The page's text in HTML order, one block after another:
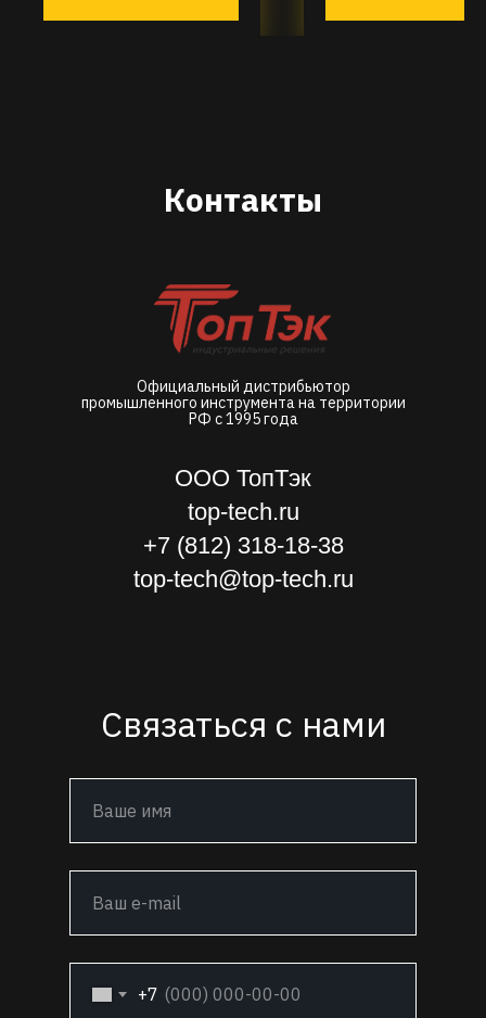
Контакты
+7
ООО ТопТэк
top-tech.ru
+7 (812) 318-18-38
top-tech@top-tech.ru
Официальный дистрибьютор
промышленного инструмента на территории
РФ с 1995 года
Связаться с нами